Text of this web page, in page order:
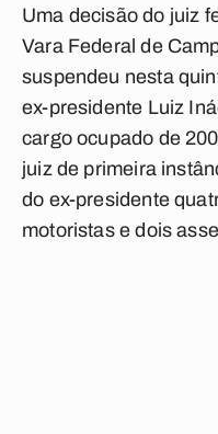
Uma decisão do juiz
Vara Federal de
suspendeu nesta
ex-presidente Luiz
cargo ocupado de
juiz de primeira
do ex-presidente
motoristas e dois